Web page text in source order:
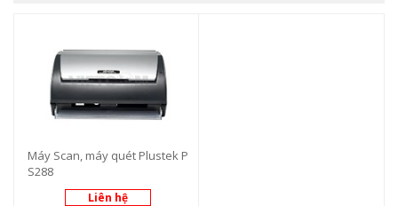
Máy Scan, máy quét Plustek P
S288
Liên hệ